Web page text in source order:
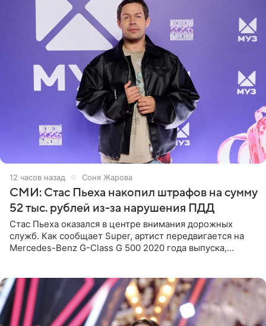
12 часов назад Соня Жарова
СМИ: Стас Пьеха накопил штрафов на сумму
52 тыс. рублей из-за нарушения ПДД
Стас Пьеха оказался в центре внимания дорожных
служб. Как сообщает Super, артист передвигается на
Mercedes-Benz G-Class G 500 2020 года выпуска,